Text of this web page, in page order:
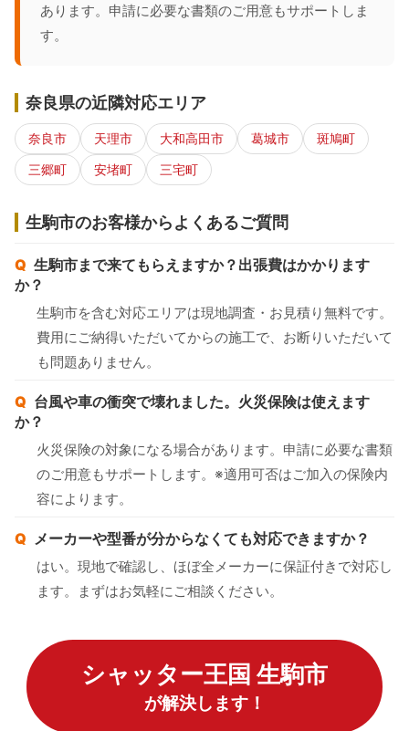
あります。申請に必要な書類のご用意もサポートしま
す。
奈良県の近隣対応エリア
奈良市 天理市 大和高田市 葛城市
斑鳩町
三郷町
安堵町 三宅町
生駒市のお客様からよくあるご質問
生駒市まで来てもらえますか？出張費はかかります
か？
生駒市を含む対応エリアは現地調査・お見積り無料です。
費用にご納得いただいてからの施工で、お断りいただいて
も問題ありません。
台風や車の衝突で壊れました。火災保険は使えます
か？
火災保険の対象になる場合があります。申請に必要な書類
のご用意もサポートします。※適用可否はご加入の保険内
容によります。
メーカーや型番が分からなくても対応できますか？
はい。現地で確認し、ほぼ全メーカーに保証付きで対応し
ます。まずはお気軽にご相談ください。
シャッター王国 生駒市
が解決します！